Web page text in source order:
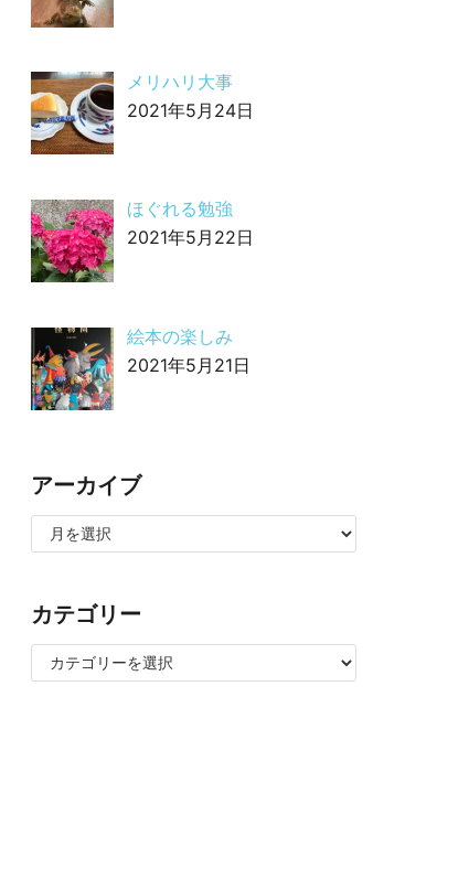
メリハリ大事
2021年5月24日
ほぐれる勉強
2021年5月22日
絵本の楽しみ
2021年5月21日
アーカイブ
カテゴリー